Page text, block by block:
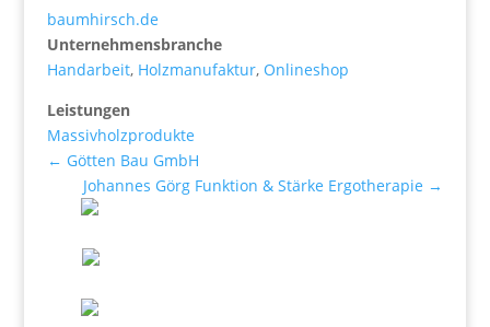
baumhirsch.de
Unternehmensbranche
Handarbeit, Holzmanufaktur, Onlineshop
Leistungen
Massivholzprodukte
← Götten Bau GmbH
Johannes Görg Funktion & Stärke Ergotherapie →